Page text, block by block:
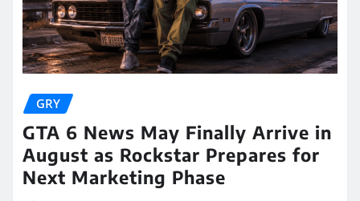
GRY
GTA 6 News May Finally Arrive in
August as Rockstar Prepares for
Next Marketing Phase